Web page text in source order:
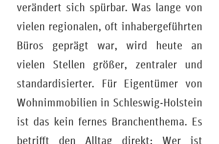
verändert sich spürbar. Was lange von
vielen regionalen, oft inhabergeführten
Büros geprägt war, wird heute an
vielen Stellen größer, zentraler und
standardisierter. Für Eigentümer von
Wohnimmobilien in Schleswig-Holstein
ist das kein fernes Branchenthema. Es
betrifft den Alltag direkt: Wer ist